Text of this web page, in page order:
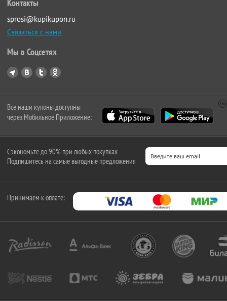
Контакты
sprosi@kupikupon.ru
Связаться с нами
Мы в Соцсетях
Все наши купоны доступны
через Мобильное Приложение:
Сэкономьте до 90% при любых покупках
Подпишитесь на самые выгодные предложения
Принимаем к оплате: